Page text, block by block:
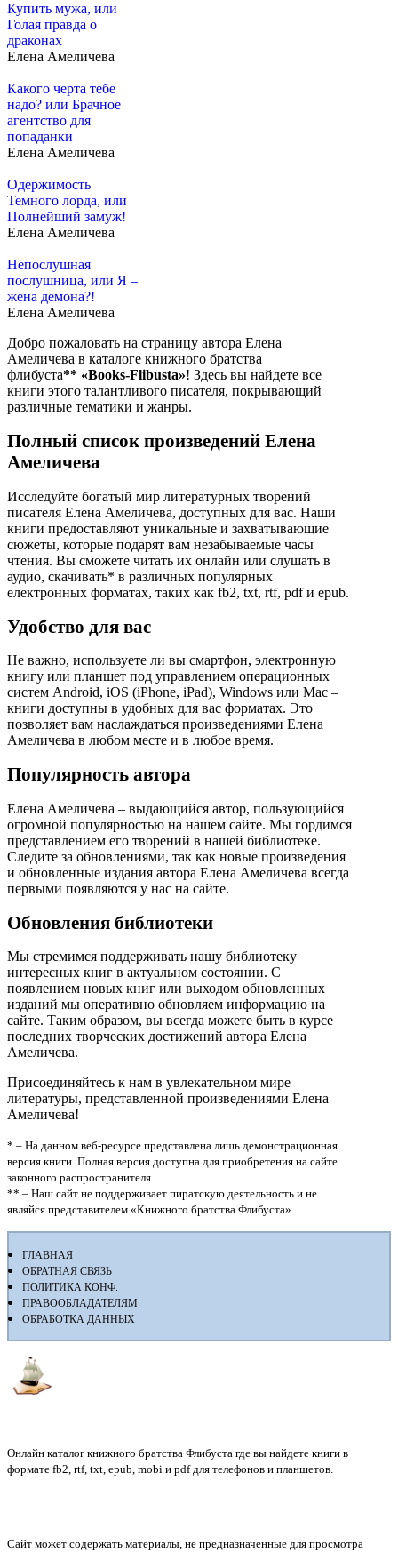
Купить мужа, или
Голая правда о
драконах
Елена Амеличева
Какого черта тебе
надо? или Брачное
агентство для
попаданки
Елена Амеличева
Одержимость
Темного лорда, или
Полнейший замуж!
Елена Амеличева
Непослушная
послушница, или Я –
жена демона?!
Елена Амеличева
Добро пожаловать на страницу автора Елена
Амеличева в каталоге книжного братства
флибуста** «Books-Flibusta»! Здесь вы найдете все
книги этого талантливого писателя, покрывающий
различные тематики и жанры.
Полный список произведений Елена
Амеличева
Исследуйте богатый мир литературных творений
писателя Елена Амеличева, доступных для вас. Наши
книги предоставляют уникальные и захватывающие
сюжеты, которые подарят вам незабываемые часы
чтения. Вы сможете читать их онлайн или слушать в
аудио, скачивать* в различных популярных
електронных форматах, таких как fb2, txt, rtf, pdf и epub.
Удобство для вас
Не важно, используете ли вы смартфон, электронную
книгу или планшет под управлением операционных
систем Android, iOS (iPhone, iPad), Windows или Mac –
книги доступны в удобных для вас форматах. Это
позволяет вам наслаждаться произведениями Елена
Амеличева в любом месте и в любое время.
Популярность автора
Елена Амеличева – выдающийся автор, пользующийся
огромной популярностью на нашем сайте. Мы гордимся
представлением его творений в нашей библиотеке.
Следите за обновлениями, так как новые произведения
и обновленные издания автора Елена Амеличева всегда
первыми появляются у нас на сайте.
Обновления библиотеки
Мы стремимся поддерживать нашу библиотеку
интересных книг в актуальном состоянии. С
появлением новых книг или выходом обновленных
изданий мы оперативно обновляем информацию на
сайте. Таким образом, вы всегда можете быть в курсе
последних творческих достижений автора Елена
Амеличева.
Присоединяйтесь к нам в увлекательном мире
литературы, представленной произведениями Елена
Амеличева!
* – На данном веб-ресурсе представлена лишь демонстрационная
версия книги. Полная версия доступна для приобретения на сайте
законного распространителя.
** – Наш сайт не поддерживает пиратскую деятельность и не
являйся представителем «Книжного братства Флибуста»
ГЛАВНАЯ
ОБРАТНАЯ СВЯЗЬ
ПОЛИТИКА КОНФ.
ПРАВООБЛАДАТЕЛЯМ
ОБРАБОТКА ДАННЫХ
Онлайн каталог книжного братства Флибуста где вы найдете книги в
формате fb2, rtf, txt, epub, mobi и pdf для телефонов и планшетов.
Сайт может содержать материалы, не предназначенные для просмотра